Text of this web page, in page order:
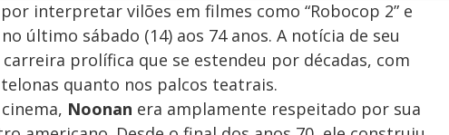
interpretar vilões em filmes como “Robocop 2” e
último sábado (14) aos 74 anos. A notícia de seu
prolífica que se estendeu por décadas, com
quanto nos palcos teatrais.
Noonan era amplamente respeitado por sua